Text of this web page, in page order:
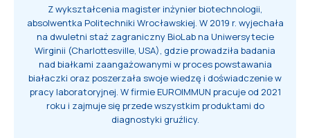
Z wykształcenia magister inżynier biotechnologii,
absolwentka Politechniki Wrocławskiej. W 2019 r. wyjechała
na dwuletni staż zagraniczny BioLab na Uniwersytecie
Wirginii (Charlottesville, USA), gdzie prowadziła badania
nad białkami zaangażowanymi w proces powstawania
białaczki oraz poszerzała swoje wiedzę i doświadczenie w
pracy laboratoryjnej. W firmie EUROIMMUN pracuje od 2021
roku i zajmuje się przede wszystkim produktami do
diagnostyki gruźlicy.